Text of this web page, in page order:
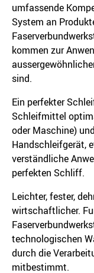
umfassende
System an
kommen zur
sind.
Ein perfekter
Schleifmittel
oder Maschine)
Handschleifgerät,
verständliche
perfekten Schliff.
Leichter, fester,
wirtschaftlicher.
technologischen
durch die
mitbestimmt.